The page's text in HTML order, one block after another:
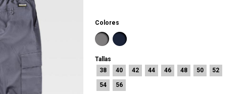
Colores
Tallas
38
40 42 44 46 48 50 52
54 56